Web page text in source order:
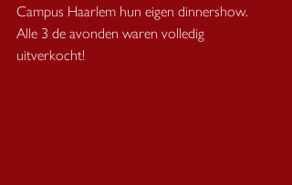
Campus Haarlem hun eigen dinnershow.
Alle 3 de avonden waren volledig
uitverkocht!